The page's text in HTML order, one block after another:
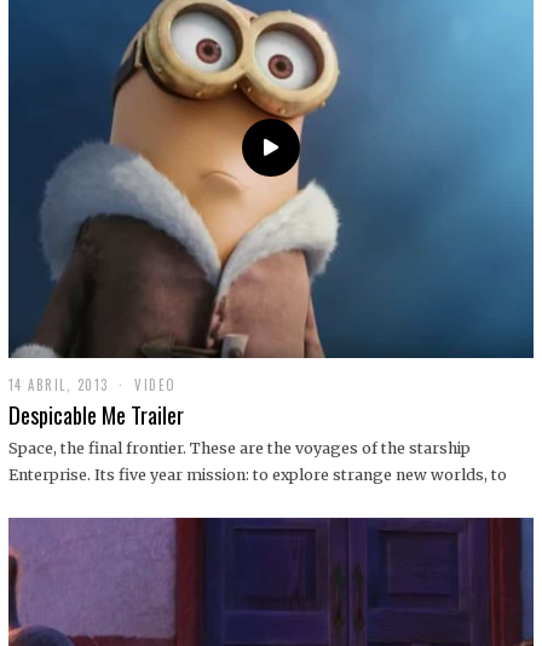
14 ABRIL, 2013
9
D
C
I
1
VIDEO
Despicable Me Trailer
Space, the final frontier. These are the voyages of the starship
Enterprise. Its five year mission: to explore strange new worlds, to